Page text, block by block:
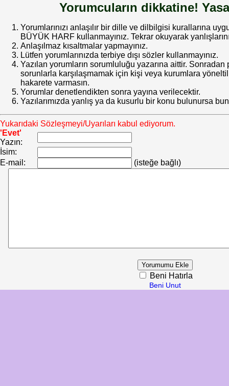
Yorumcuların dikkatine!
Yorumlarınızı anlaşılır bir dille ve dilbilgisi kurallarına
BÜYÜK HARF kullanmayınız. Tekrar okuyarak
Anlaşılmaz kısaltmalar yapmayınız.
Lütfen yorumlarınızda terbiye dışı sözler kullanmayınız.
Yazılan yorumların sorumluluğu yazarına aittir.
sorunlarla karşılaşmamak için kişi veya kurumlara
hakarete varmasın.
Yorumlar denetlendikten sonra yayına verilecektir.
Yazılarımızda yanlış ya da kusurlu bir konu bulunursa
Yukarıdaki Sözleşmeyi/Uyarıları kabul ediyorum.
'Evet'
Yazın:
İsim:
E-mail:
(isteğe bağlı)
Beni Hatırla
Beni Unut